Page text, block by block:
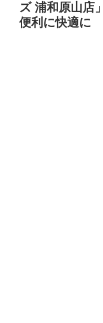
ズ 浦和原山店
便利に快適に